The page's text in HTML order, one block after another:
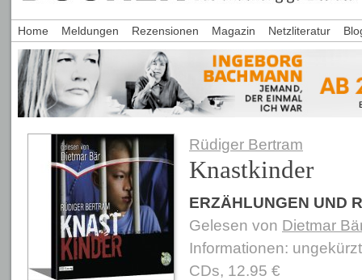
Rüdiger Bertram
Knastkinder
ERZÄHLUNGEN UND
Gelesen von Dietmar
Informationen:
CDs, 12.95 €
Home Meldungen Rezensionen Magazin Netzliteratur